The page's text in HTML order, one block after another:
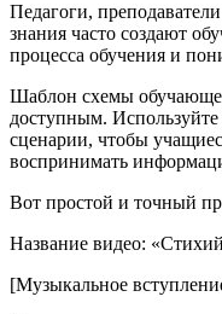
Педагоги,
знания часто создают
процесса обучения и
Шаблон схемы
доступным.
сценарии, чтобы
воспринимать
Вот простой и точный
Название видео:
[Музыкальное